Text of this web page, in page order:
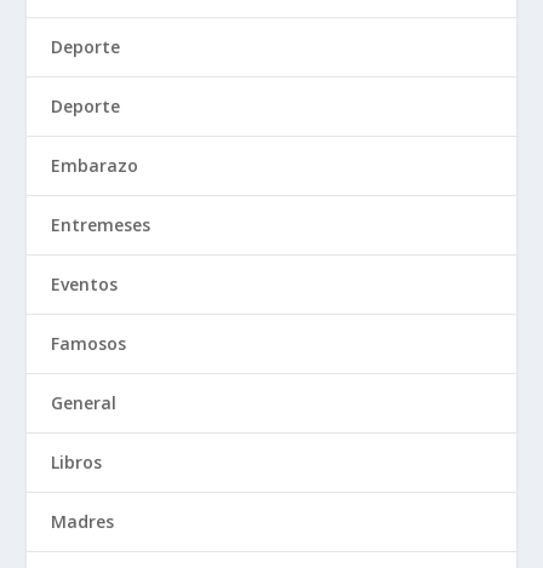
Deporte
Deporte
Embarazo
Entremeses
Eventos
Famosos
General
Libros
Madres